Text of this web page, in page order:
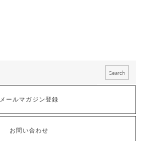
メールマガジン登録
お問い合わせ